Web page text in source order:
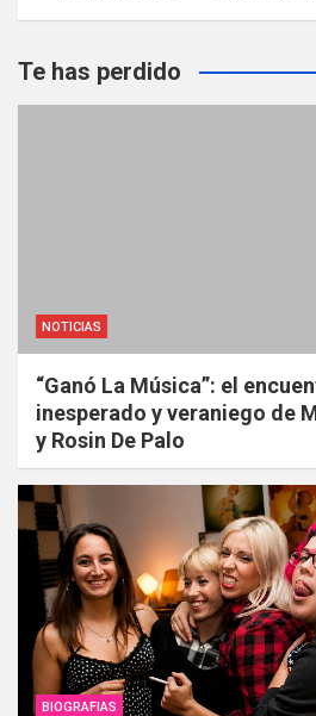
Te has perdido
NOTICIAS
“Ganó La Música”: el
inesperado y veraniego de
y Rosin De Palo
BIOGRAFIAS